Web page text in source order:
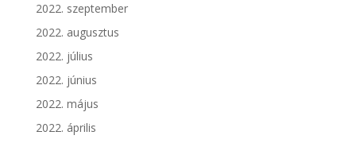
2022. szeptember
2022. augusztus
2022. július
2022. június
2022. május
2022. április